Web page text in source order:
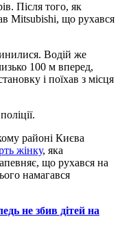
Після того, як
Mitsubishi, що рухався
Водій же
100 м вперед,
і поїхав з місця
районі Києва
жінку, яка
що рухався на
намагався
не збив дітей на